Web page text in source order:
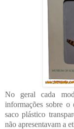
No geral cada
informações sobre o
saco plástico
não apresentavam a